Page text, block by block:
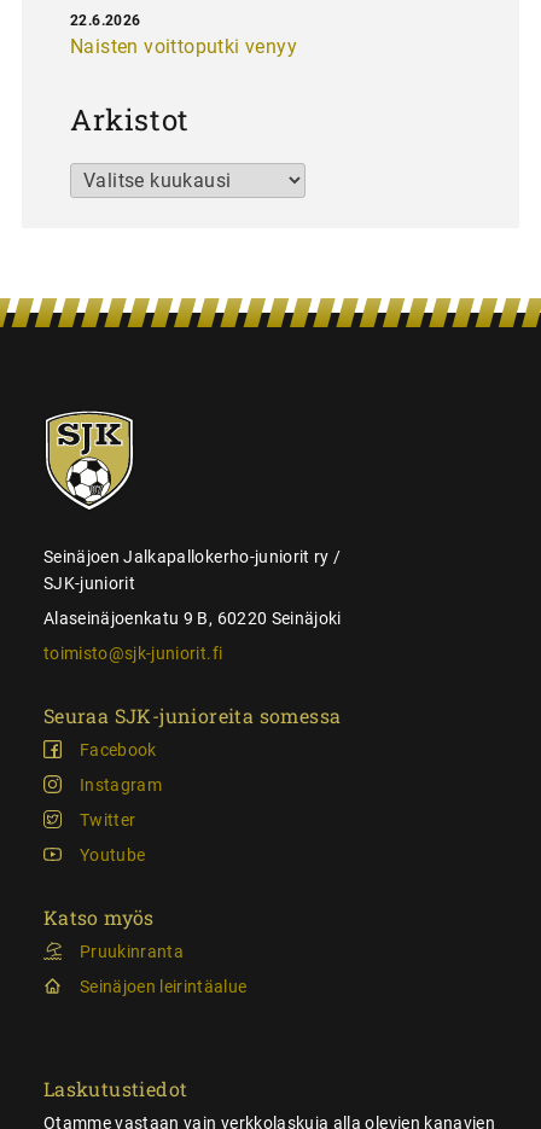
Naisten voittoputki venyy
22.6.2026
Arkistot
Arkistot
SJK-
juniorit
Seinäjoen Jalkapallokerho-juniorit ry /
SJK-juniorit
Alaseinäjoenkatu 9 B, 60220 Seinäjoki
toimisto@sjk-juniorit.fi
Seuraa SJK-junioreita somessa
Facebook
Instagram
Twitter
Youtube
Katso myös
Pruukinranta
Seinäjoen leirintäalue
Laskutustiedot
Otamme vastaan vain verkkolaskuja alla olevien kanavien